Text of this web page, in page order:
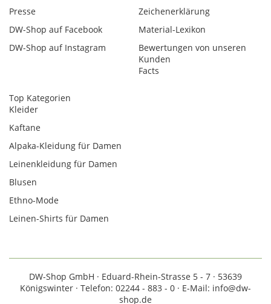
Presse
DW-Shop auf Facebook
DW-Shop auf Instagram
Zeichenerklärung
Material-Lexikon
Bewertungen von unseren
Kunden
Facts
Top Kategorien
Kleider
Kaftane
Alpaka-Kleidung für Damen
Leinenkleidung für Damen
Blusen
Ethno-Mode
Leinen-Shirts für Damen
DW-Shop GmbH · Eduard-Rhein-Strasse 5 - 7 · 53639
Königswinter · Telefon: 02244 - 883 - 0 · E-Mail: info@dw-
shop.de